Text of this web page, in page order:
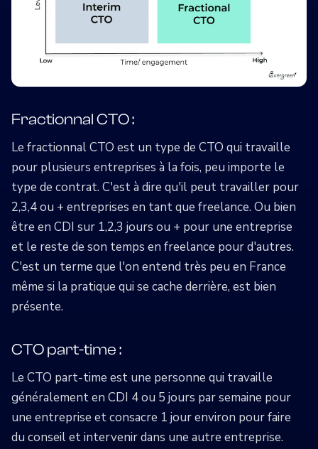
Fractionnal CTO :
Le fractionnal CTO est un type de CTO qui travaille
pour plusieurs entreprises à la fois, peu importe le
type de contrat. C'est à dire qu'il peut travailler pour
2,3,4 ou + entreprises en tant que freelance. Ou bien
être en CDI sur 1,2,3 jours ou + pour une entreprise
et le reste de son temps en freelance pour d'autres.
C'est un terme que l'on entend très peu en France
même si la pratique qui se cache derrière, est bien
présente.
CTO part-time :
Le CTO part-time est une personne qui travaille
généralement en CDI 4 ou 5 jours par semaine pour
une entreprise et consacre 1 jour environ pour faire
du conseil et intervenir dans une autre entreprise.